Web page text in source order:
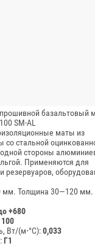
базальтовый
SM-AL
маты из
со стальной
стороны
Применяются для
резервуаров,
мм. Толщина 30—120 мм.
+680
100
Вт/(м⋅°С):0,033
Г1